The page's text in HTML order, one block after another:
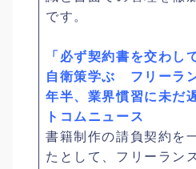
です。
「必ず契約書を交わし
自衛策学ぶ フリーラ
年半、業界慣習に未だ
トコムニュース
書籍制作の請負契約を
たとして、フリーラン